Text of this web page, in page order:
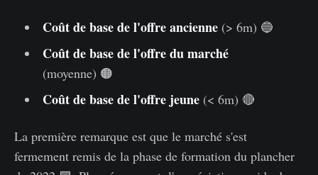
Coût de base de l'offre ancienne(> 6m) 🔵
Coût de base de l'offre du marché
(moyenne) 🟠
Coût de base de l'offre jeune(< 6m) 🔴
La première remarque est que le marché s'est
fermement remis de la phase de formation du plancher